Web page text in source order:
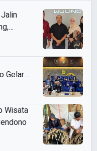
Gelar
Wisata